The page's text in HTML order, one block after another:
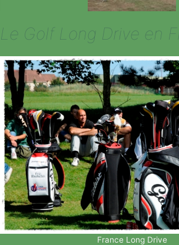
Le Golf Long Drive en
France Long Drive